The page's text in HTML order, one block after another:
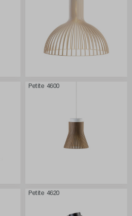
Petite 4600
Petite 4620